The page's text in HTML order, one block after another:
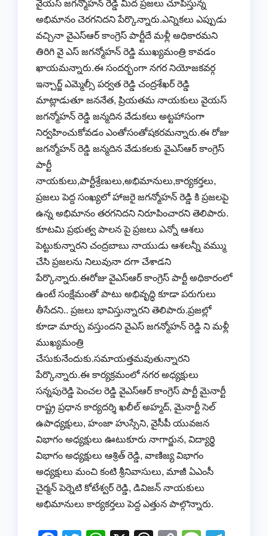
వైయస్ జగన్మోహన్ రెడ్డి మీద ప్రజలు చూపిస్తున్న
అభిమానం చెరగనిదని పేర్కొన్నారు.ఎన్నికలు ఎప్పుడు
వచ్చినా వైఎస్ఆర్ కాంగ్రెస్ పార్టీదే మళ్లీ అధికారమని
తిరిగి వై ఎస్ జగన్మోహన్ రెడ్డి ముఖ్యమంత్రి కావడం
ఖాయమన్నారు.ఈ సందర్భంగా నగర నియోజకవర్గ
ఇన్చార్జ్ ఎమ్మెల్సీ పర్వత రెడ్డి చంద్రశేఖర్ రెడ్డి
మాట్లాడుతూ జననేత, ప్రియతమ నాయకులు వైయస్
జగన్మోహన్ రెడ్డి జన్మదిన వేడుకలు అట్టహాసంగా
నిర్వహించుకోవడం ఎంతోసంతోషకరమన్నారు.ఈ రోజు
జగన్మోహన్ రెడ్డి జన్మదిన వేడుకలకు వైఎస్ఆర్ కాంగ్రెస్
పార్టీ
నాయకులు,పార్టీశ్రేణులు,అభిమానులు,కార్యకర్తలు,
ప్రజలు పెద్ద సంఖ్యలో హాజరై జగన్మోహన్ రెడ్డి కి ప్రజలపై
ఉన్న అభిమానం తరగనిదని నిరూపించారని తెలిపారు.
కూటమి ప్రభుత్వ పాలన పై ప్రజలు ఎన్నో ఆశలు
పెట్టుకున్నారని చంద్రబాబు నాయుడు ఆశలన్నీ వమ్ము
చేసి ప్రజలను నిలువునా దగా చేశాడని
పేర్కొన్నారు.ఈరోజు వైఎస్ఆర్ కాంగ్రెస్ పార్టీ అధికారంలో
ఉంటే సంక్షేమంతో పాటు అభివృద్ధి కూడా పరుగులు
తీసేదని.. ప్రజలు భావిస్తున్నారని తెలిపారు.ప్రజల్లో
కూడా మార్పు వస్తుందని వైఎస్ జగన్మోహన్ రెడ్డి ని మళ్లీ
ముఖ్యమంత్రి
చేసుకునేందుకు.సమాయత్తమవుతున్నారని
పేర్కొన్నారు.ఈ కార్యక్రమంలో నగర అధ్యక్షులు
సన్నపురెడ్డి పెంచల రెడ్డి వైఎస్ఆర్ కాంగ్రెస్ పార్టీ మైనార్టీ
రాష్ట్ర ప్రధాన కార్యదర్శి ఖలీల్ అహ్మద్, మైనార్టీ సెల్
ఉపాధ్యక్షులు, హంజా హుస్సేని, వైసీపీ యువజన
విభాగం అధ్యక్షులు ఊటుకూరు నాగార్జున, విద్యార్థి
విభాగం అధ్యక్షులు ఆశ్రిత్ రెడ్డి, వాణిజ్య విభాగం
అధ్యక్షులు మంచి కంటి శ్రీనివాసులు, మాజీ ఏఎంసీ
చైర్మన్ పెర్నెటి కోటేశ్వర్ రెడ్డి, డివిజన్ నాయకులు
అభిమానులు కార్యకర్తలు పెద్ద ఎత్తున పాల్గొన్నారు.